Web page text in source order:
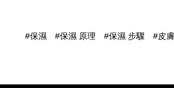
#保濕 #保濕 原理 #保濕 步驟 #皮